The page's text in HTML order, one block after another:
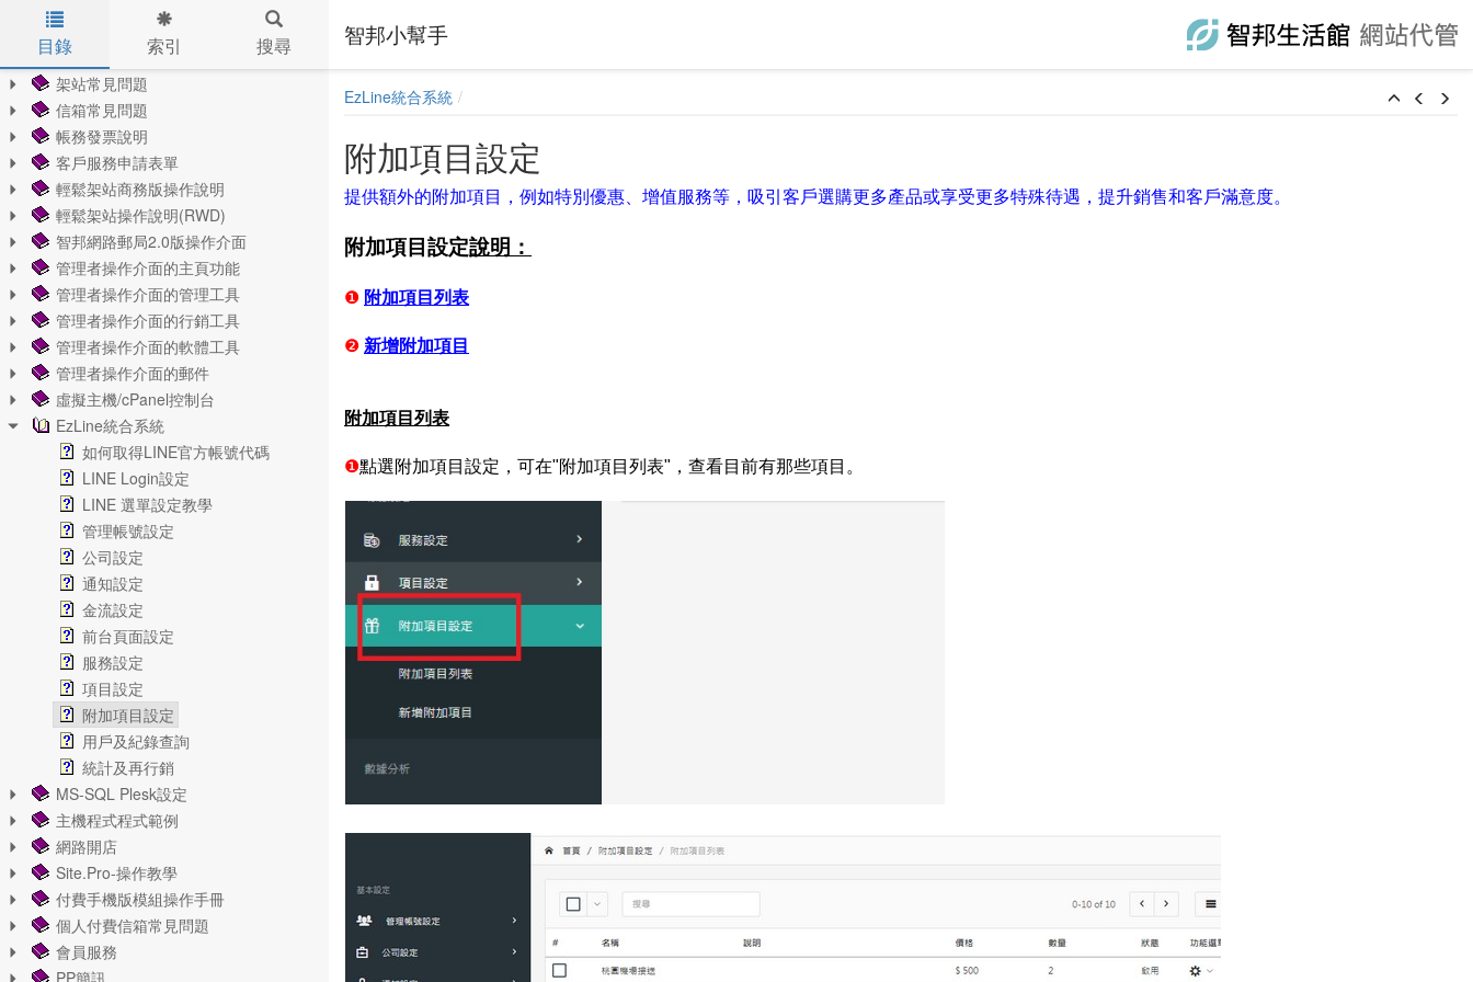
Skip to main content
智邦小幫手
目錄 索引 搜尋
架站常見問題
信箱常見問題
帳務發票說明
客戶服務申請表單
輕鬆架站商務版操作說明
輕鬆架站操作說明(RWD)
智邦網路郵局2.0版操作介面
管理者操作介面的主頁功能
管理者操作介面的管理工具
管理者操作介面的行銷工具
管理者操作介面的軟體工具
管理者操作介面的郵件
虛擬主機/cPanel控制台
EzLine統合系統
如何取得LINE官方帳號代碼
LINE Login設定
LINE 選單設定教學
管理帳號設定
公司設定
通知設定
金流設定
前台頁面設定
服務設定
項目設定
附加項目設定
用戶及紀錄查詢
統計及再行銷
MS-SQL Plesk設定
主機程式程式範例
網路開店
Site.Pro-操作教學
付費手機版模組操作手冊
個人付費信箱常見問題
會員服務
PP簡訊
EzLine統合系統
附加項目設定
提供額外的附加項目，例如特別優惠、增值服務等，吸引客戶選購更多產品或享受更多特殊待遇，提升銷售和客戶滿意度。
附加項目設定說明：
❶ 附加項目列表
❷ 新增附加項目
附加項目 列表
❶點選附加項目設定，可在"附加項目列表"，查看目前有那些項目。